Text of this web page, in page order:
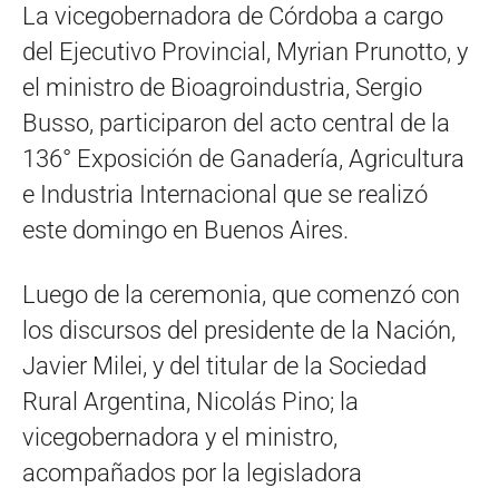
La vicegobernadora de Córdoba a cargo
del Ejecutivo Provincial, Myrian Prunotto, y
el ministro de Bioagroindustria, Sergio
Busso, participaron del acto central de la
136° Exposición de Ganadería, Agricultura
e Industria Internacional que se realizó
este domingo en Buenos Aires.
Luego de la ceremonia, que comenzó con
los discursos del presidente de la Nación,
Javier Milei, y del titular de la Sociedad
Rural Argentina, Nicolás Pino; la
vicegobernadora y el ministro,
acompañados por la legisladora